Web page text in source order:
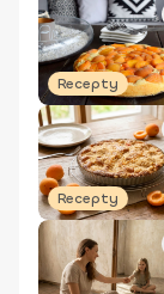
Recepty
Recepty